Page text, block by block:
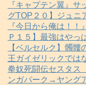
『キャプテン翼』
グTOP２０】ジュニ
『今日から俺は！
Ｐ１５】最強はやっ
【ベルセルク】髑
王ガイゼリックでは
拳奴死闘伝セスタ
ンガパーク→ヤング